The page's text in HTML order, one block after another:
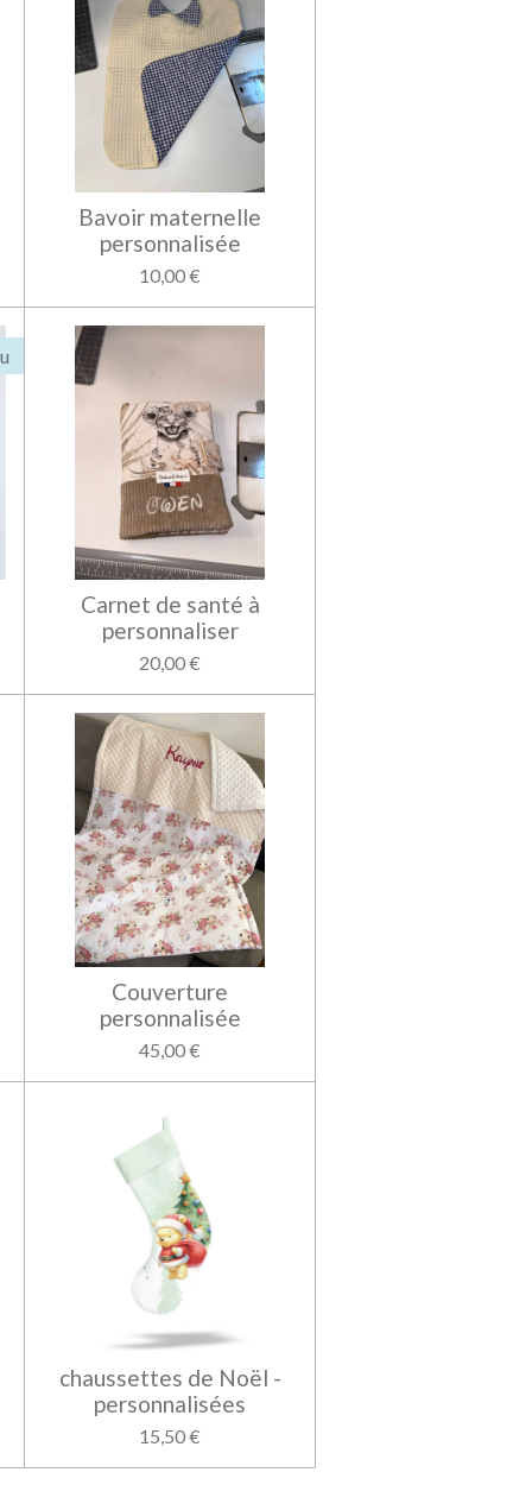
Bavoir maternelle
personnalisée
10,00 €
Carnet de santé à
personnaliser
20,00 €
Couverture
personnalisée
45,00 €
chaussettes de Noël -
personnalisées
15,50 €